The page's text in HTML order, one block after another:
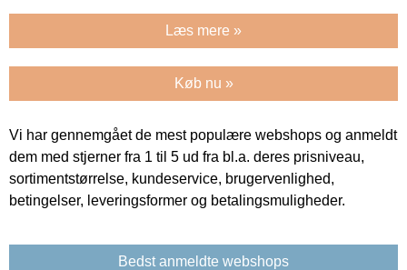
Læs mere »
Køb nu »
Vi har gennemgået de mest populære webshops og anmeldt
dem med stjerner fra 1 til 5 ud fra bl.a. deres prisniveau,
sortimentstørrelse, kundeservice, brugervenlighed,
betingelser, leveringsformer og betalingsmuligheder.
Bedst anmeldte webshops